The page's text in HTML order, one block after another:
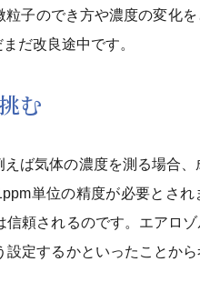
子のでき方や濃度の変化
だ改良途中です。
む
ば気体の濃度を測る場合、
単位の精度が必要とさ
信頼されるのです。エアロ
設定するかといったことか